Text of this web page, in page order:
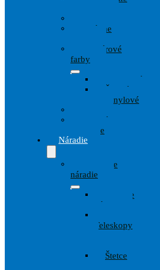
Fasádne
Interiérové
farby
Disperzné
Špeciálne
Vinylové
Penetrácie
Spreje
Náradie
Maliarske
náradie
Lepiace
pásky
Teleskopy
Štetce